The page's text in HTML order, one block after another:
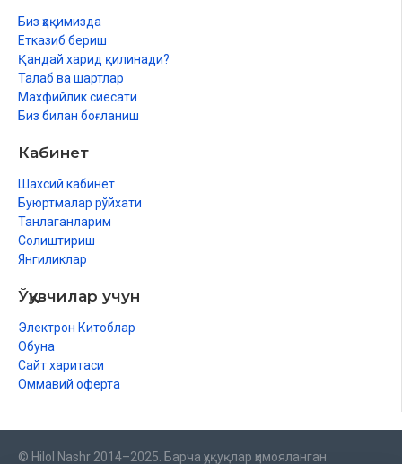
Биз ҳақимизда
Етказиб бериш
Қандай харид қилинади?
Талаб ва шартлар
Махфийлик сиёсати
Биз билан боғланиш
Кабинет
Шахсий кабинет
Буюртмалар рўйхати
Танлаганларим
Солиштириш
Янгиликлар
Ўқувчилар учун
Электрон Китоблар
Обуна
Сайт харитаси
Оммавий оферта
© Hilol Nashr 2014–2025. Барча ҳуқуқлар ҳимояланган